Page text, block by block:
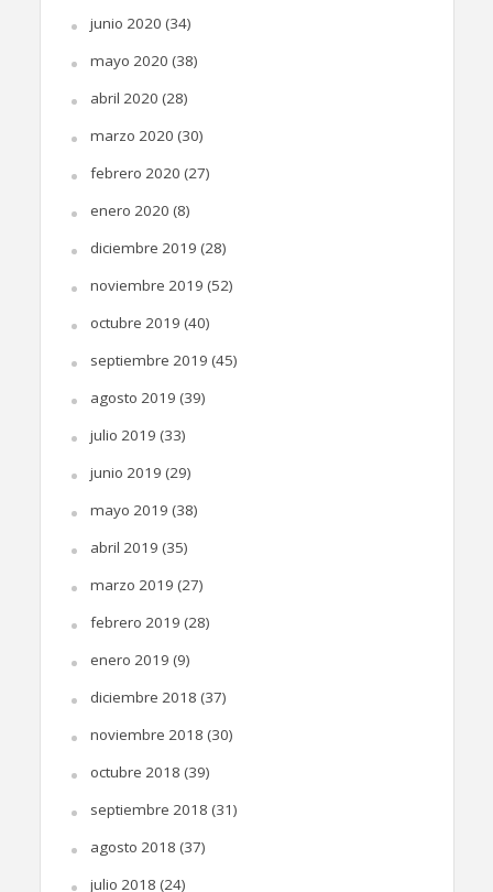
junio 2020 (34)
mayo 2020 (38)
abril 2020 (28)
marzo 2020 (30)
febrero 2020 (27)
enero 2020 (8)
diciembre 2019 (28)
noviembre 2019 (52)
octubre 2019 (40)
septiembre 2019 (45)
agosto 2019 (39)
julio 2019 (33)
junio 2019 (29)
mayo 2019 (38)
abril 2019 (35)
marzo 2019 (27)
febrero 2019 (28)
enero 2019 (9)
diciembre 2018 (37)
noviembre 2018 (30)
octubre 2018 (39)
septiembre 2018 (31)
agosto 2018 (37)
julio 2018 (24)